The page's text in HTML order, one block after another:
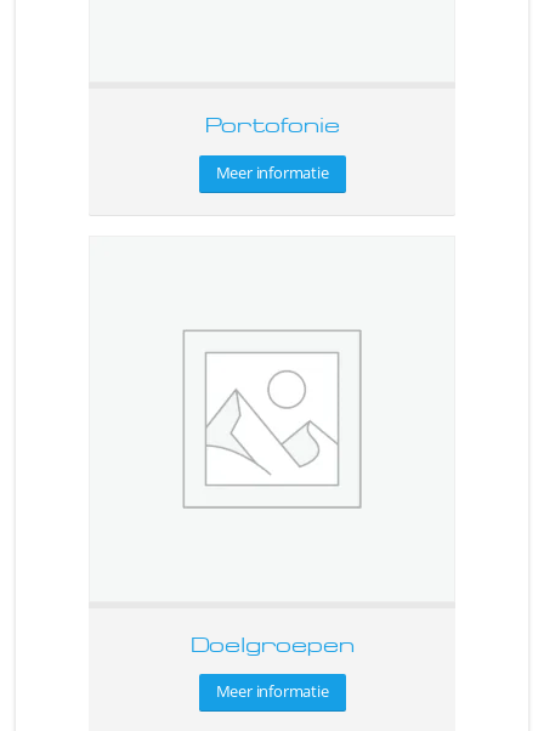
Portofonie
Meer informatie
Doelgroepen
Meer informatie